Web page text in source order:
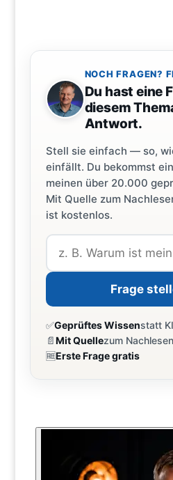
NOCH FRAGEN?
Du hast eine
diesem
Antwort.
Stell sie einfach — so,
einfällt. Du bekommst
meinen über 20.000
Mit Quelle zum
ist kostenlos.
Frage
✅Geprüftes Wissenstatt
📄Mit Quellezum Nachlesen
🆓Erste Frage gratis